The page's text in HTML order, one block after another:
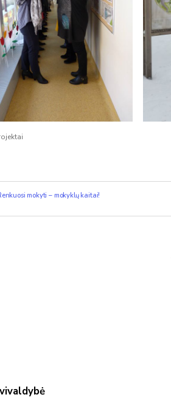
mokyti – mokyklų kaitai!